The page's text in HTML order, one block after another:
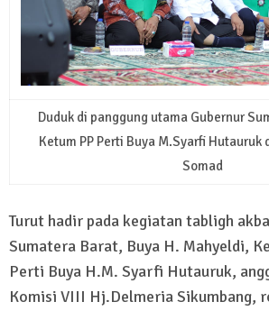
Duduk di panggung utama Gubernur
Ketum PP Perti Buya M.Syarfi Hutauruk
Somad
Turut hadir pada kegiatan tabligh
Sumatera Barat, Buya H. Mahyeldi,
Perti Buya H.M. Syarfi Hutauruk,
Komisi VIII Hj.Delmeria Sikumbang,